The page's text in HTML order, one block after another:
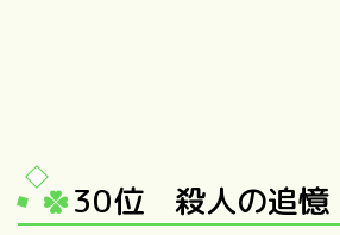
30位 殺人の追憶